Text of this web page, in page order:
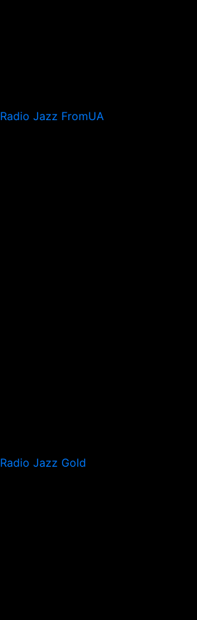
Radio Jazz FromUA
Radio Jazz Gold